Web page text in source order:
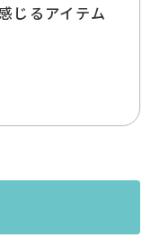
じるアイテム